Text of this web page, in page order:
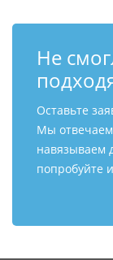
Не
Оставьте
Мы
навязываем
попробуйте